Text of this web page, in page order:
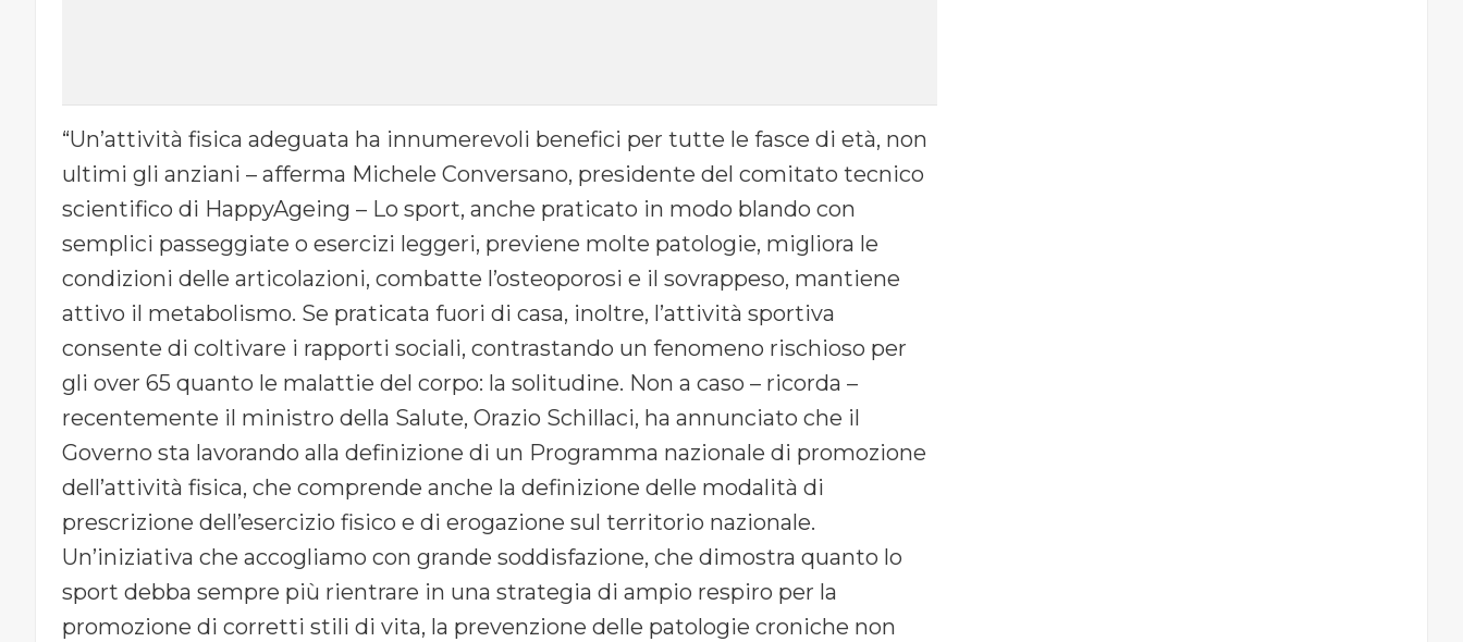
“Un’attività fisica adeguata ha innumerevoli benefici per tutte le fasce di età, non
ultimi gli anziani – afferma Michele Conversano, presidente del comitato tecnico
scientifico di HappyAgeing – Lo sport, anche praticato in modo blando con
semplici passeggiate o esercizi leggeri, previene molte patologie, migliora le
condizioni delle articolazioni, combatte l’osteoporosi e il sovrappeso, mantiene
attivo il metabolismo. Se praticata fuori di casa, inoltre, l’attività sportiva
consente di coltivare i rapporti sociali, contrastando un fenomeno rischioso per
gli over 65 quanto le malattie del corpo: la solitudine. Non a caso – ricorda –
recentemente il ministro della Salute, Orazio Schillaci, ha annunciato che il
Governo sta lavorando alla definizione di un Programma nazionale di promozione
dell’attività fisica, che comprende anche la definizione delle modalità di
prescrizione dell’esercizio fisico e di erogazione sul territorio nazionale.
Un’iniziativa che accogliamo con grande soddisfazione, che dimostra quanto lo
sport debba sempre più rientrare in una strategia di ampio respiro per la
promozione di corretti stili di vita, la prevenzione delle patologie croniche non